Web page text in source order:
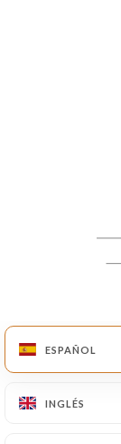
ESPAÑOL
INGLÉS
ESPAÑOL
INGLÉS